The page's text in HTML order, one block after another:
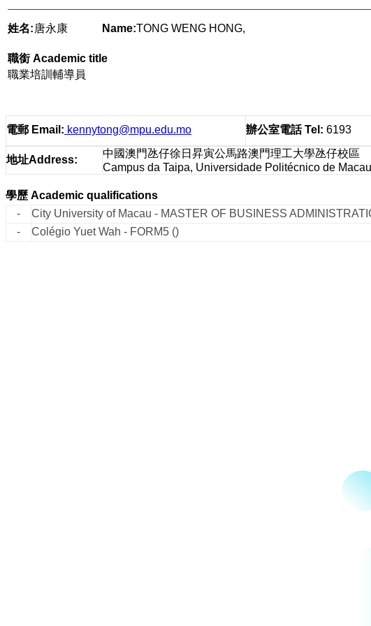
姓名: 唐永康 Name:TONG WENG HONG,
職銜 Academic title
職業培訓輔導員
電郵 Email : kennytong@mpu.edu.mo 辦公室電話Tel : 6193
地址Address:
中國澳門氹仔徐日昇寅公馬路澳門理工大學氹仔校區
Campus da Taipa, Universidade Politécnico de
學歷 Academic qualifications
-
City University of Macau - MASTER OF BUSINESS
-
Colégio Yuet Wah - FORM5 ()